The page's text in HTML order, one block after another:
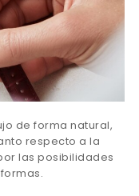
de forma natural,
respecto a la
las posibilidades